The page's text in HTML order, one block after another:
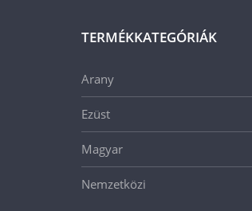
TERMÉKKATEGÓRIÁK
Arany
Ezüst
Magyar
Nemzetközi